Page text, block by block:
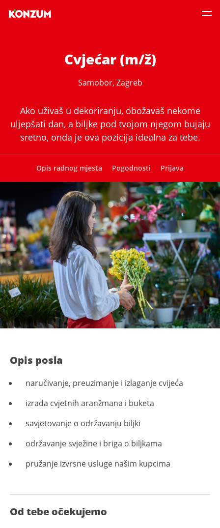
Cvjećar (m/ž)
Samobor, Zagreb
Ako uživaš u dekoriranju, obožavaš nekome
uljepšati dan, a biljke pod tvojom njegom bujaju
sretno, onda je ova pozicija idealna za tebe.
Opis radnog mjesta Pogodnosti Prijava
Opis posla
naručivanje, preuzimanje i izlaganje cvijeća
izrada cvjetnih aranžmana i buketa
savjetovanje o održavanju biljki
održavanje svježine i briga o biljkama
pružanje izvrsne usluge našim kupcima
Od tebe očekujemo